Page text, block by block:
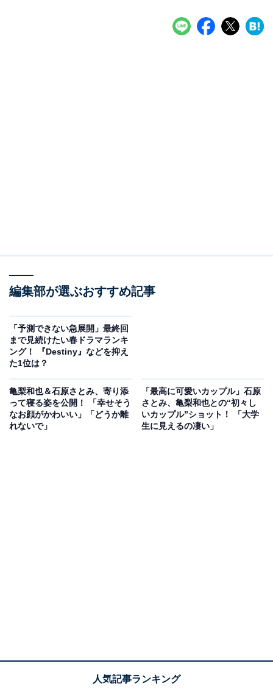
編集部が選ぶおすすめ記事
「予測できない急展開」最終回
まで見続けたい春ドラマランキ
ング！ 『Destiny』などを抑え
た1位は？
亀梨和也＆石原さとみ、寄り添
って寝る姿を公開！ 「幸せそう
なお顔がかわいい」「どうか離
れないで」
「最高に可愛いカップル」石原
さとみ、亀梨和也との“初々し
いカップル”ショット！ 「大学
生に見えるの凄い」